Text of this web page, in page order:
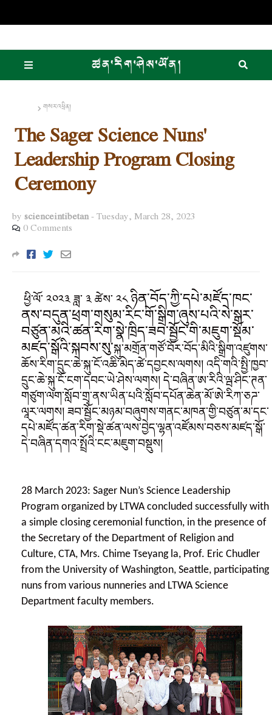
གསར་འཕྲིན།
The Sager Science Nuns'
Leadership Program Closing
Ceremony
by scienceintibetan-Tuesday, March 28, 2023
0 Comments
ཕྱི་ལོ་ ༢༠༢༣ ཟླ་ ༣ ཚེས་ ༢༨ ཉིན་བོད་ཀྱི་དཔེ་མཛོད་ཁང་
ནས་བདུན་ཕྲག་གསུམ་རིང་གོ་སྒྲིག་ཞུས་པའི་སེ་སྒར་
བཙུན་མའི་ཚན་རིག་སྣེ་ཁྲིད་ཟབ་སྦྱོང་གི་མཇུག་སྡོམ་
མཛད་སྒོའི་སྐབས་སུ་སྐུ་མགྲོན་གཙོ་བོར་བོད་མིའི་སྒྲིག་འཛུགས་
ཆོས་རིག་དྲུང་ཆེ་སྐུ་ངོ་འཆི་མེད་ཚེ་དབྱངས་ལགས། འདི་གའི་སྤྱི་ཁྱབ་
དྲུང་ཆེ་སྐུ་ངོ་ངག་དབང་ཡེ་ཤེས་ལགས། དེ་བཞིན་ཨ་རིའི་ལྦ་ཤིང་ཊན་
གཙུག་ལག་སློབ་གྲྭ་ནས་ཡིན་པའི་སློབ་དཔོན་ཆེན་མོ་ཨེ་རིཀ་ཅཌ་
ལཱར་ལགས། ཟབ་སྦྱོང་མཉམ་བཞུགས་གནང་མཁན་གྱི་བཙུན་མ་དང་
དཔེ་མཛོད་ཚན་རིག་སྡེ་ཚན་ལས་བྱེད་ལྷན་འཛོམས་བཅས་མཛད་སྒོ་
དེ་བཞིན་དགའ་སྤྲོའི་ངང་མཇུག་བསྡུས།
28 March 2023: Sager Nun’s Science Leadership
Program organized by LTWA concluded successfully with
a simple closing ceremonial function, in the presence of
the Secretary of the Department of Religion and
Culture, CTA, Mrs. Chime Tseyang la, Prof. Eric Chudler
from the University of Washington, Seattle, participating
nuns from various nunneries and LTWA Science
Department faculty members.